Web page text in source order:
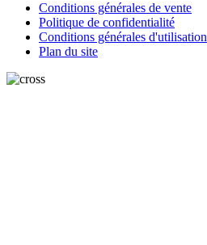
Conditions générales de vente
Politique de confidentialité
Conditions générales d'utilisation
Plan du site